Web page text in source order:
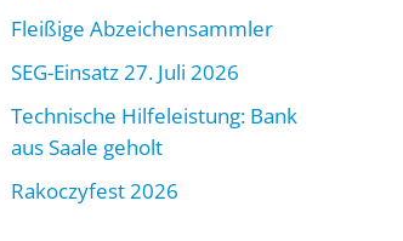
Fleißige Abzeichensammler
SEG-Einsatz 27. Juli 2026
Technische Hilfeleistung: Bank
aus Saale geholt
Rakoczyfest 2026